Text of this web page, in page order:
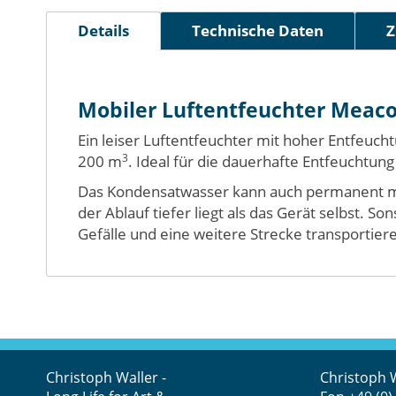
Bildergalerie
springenDetails
Mobiler Luftentfeuchter
Ein leiser Luftentfeuchter mit hoher
200 m3. Ideal für die dauerhafte
Das Kondensatwasser kann auch permanent
der Ablauf tiefer liegt als das Gerät selbst.
Gefälle und eine weitere Strecke
Technische Daten
Christoph Waller -
Christoph